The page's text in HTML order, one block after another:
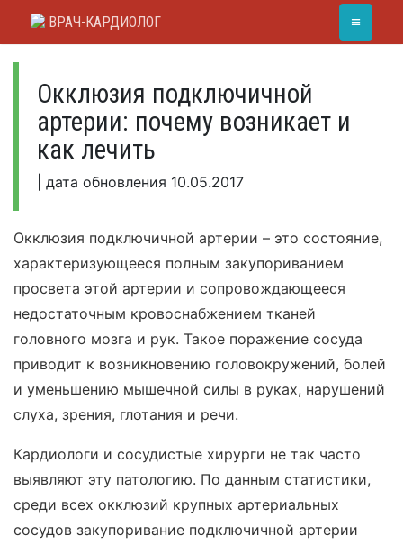
ВРАЧ-КАРДИОЛОГ ≡
Окклюзия подключичной
артерии: почему возникает и
как лечить
дата обновления 10.05.2017
Окклюзия подключичной артерии – это состояние,
характеризующееся полным закупориванием
просвета этой артерии и сопровождающееся
недостаточным кровоснабжением тканей
головного мозга и рук. Такое поражение сосуда
приводит к возникновению головокружений, болей
и уменьшению мышечной силы в руках, нарушений
слуха, зрения, глотания и речи.
Кардиологи и сосудистые хирурги не так часто
выявляют эту патологию. По данным статистики,
среди всех окклюзий крупных артериальных
сосудов закупоривание подключичной артерии